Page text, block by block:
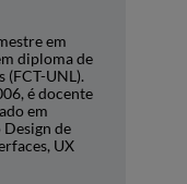
em
diploma de
(FCT-UNL).
é docente
em
de
UX